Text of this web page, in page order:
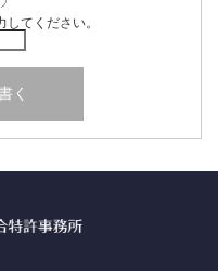
てください。